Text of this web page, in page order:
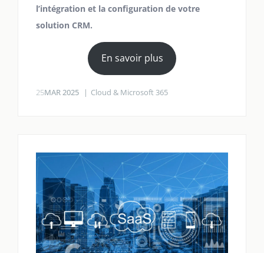
l’intégration et la configuration de votre
solution CRM.
En savoir plus
25MAR 2025 Cloud & Microsoft 365